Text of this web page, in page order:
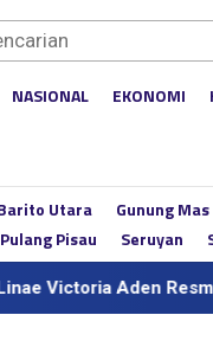
NASIONAL EKONOMI
Utara Gunung Mas
Pulang Pisau Seruyan
Aden Resmi Dilantik